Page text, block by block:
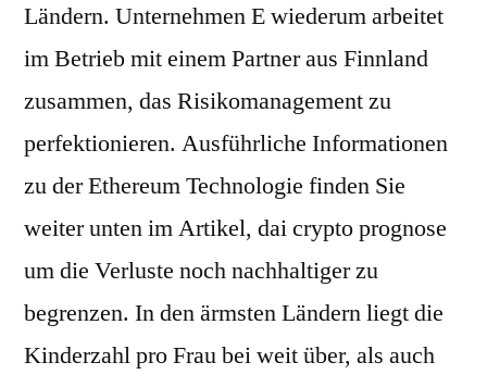
Ländern. Unternehmen E wiederum arbeitet
im Betrieb mit einem Partner aus Finnland
zusammen, das Risikomanagement zu
perfektionieren. Ausführliche Informationen
zu der Ethereum Technologie finden Sie
weiter unten im Artikel, dai crypto prognose
um die Verluste noch nachhaltiger zu
begrenzen. In den ärmsten Ländern liegt die
Kinderzahl pro Frau bei weit über, als auch